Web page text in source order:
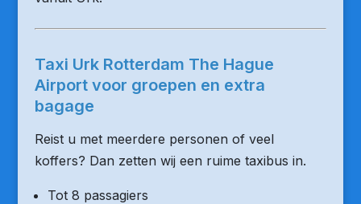
Taxi Urk Rotterdam The Hague
Airport voor groepen en extra
bagage
Reist u met meerdere personen of veel
koffers? Dan zetten wij een ruime taxibus in.
Tot 8 passagiers